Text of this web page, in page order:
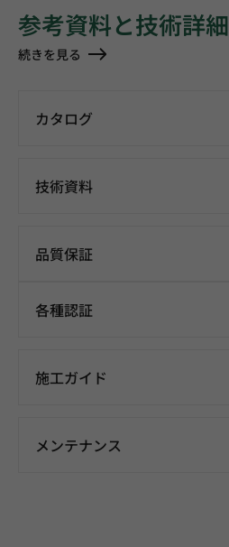
参考資料と技術詳細
続きを見る
カタログ
技術資料
品質保証
各種認証
施工ガイド
メンテナンス